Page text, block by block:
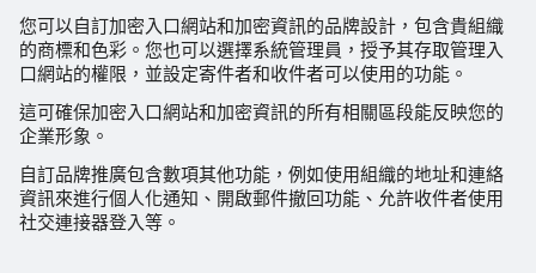
한국어
Português
中文（繁體）
您可以自訂加密入口網站和加密資訊的品牌設計，包含貴組織
的商標和色彩。您也可以選擇系統管理員，授予其存取管理入
口網站的權限，並設定寄件者和收件者可以使用的功能。
這可確保加密入口網站和加密資訊的所有相關區段能反映您的
企業形象。
自訂品牌推廣包含數項其他功能，例如使用組織的地址和連絡
資訊來進行個人化通知、開啟郵件撤回功能、允許收件者使用
社交連接器登入等。